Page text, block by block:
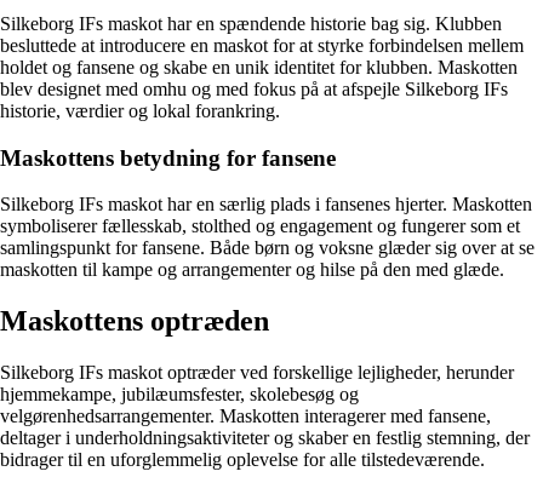
Silkeborg IFs maskot har en spændende historie bag sig. Klubben
besluttede at introducere en maskot for at styrke forbindelsen mellem
holdet og fansene og skabe en unik identitet for klubben. Maskotten
blev designet med omhu og med fokus på at afspejle Silkeborg IFs
historie, værdier og lokal forankring.
Maskottens betydning for fansene
Silkeborg IFs maskot har en særlig plads i fansenes hjerter. Maskotten
symboliserer fællesskab, stolthed og engagement og fungerer som et
samlingspunkt for fansene. Både børn og voksne glæder sig over at se
maskotten til kampe og arrangementer og hilse på den med glæde.
Maskottens optræden
Silkeborg IFs maskot optræder ved forskellige lejligheder, herunder
hjemmekampe, jubilæumsfester, skolebesøg og
velgørenhedsarrangementer. Maskotten interagerer med fansene,
deltager i underholdningsaktiviteter og skaber en festlig stemning, der
bidrager til en uforglemmelig oplevelse for alle tilstedeværende.